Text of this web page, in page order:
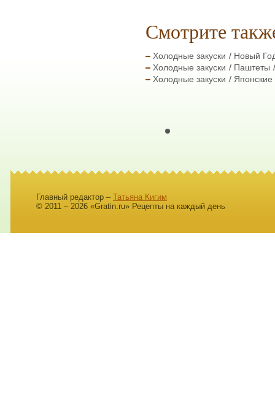
Смотрите
Холодные закуски
Новый
Холодные закуски
Паштеты
Холодные закуски
Японские
Главный редактор – Татьяна Кигим
© 2011 – 2026 «Gratin.ru» Рецепты на каждый день